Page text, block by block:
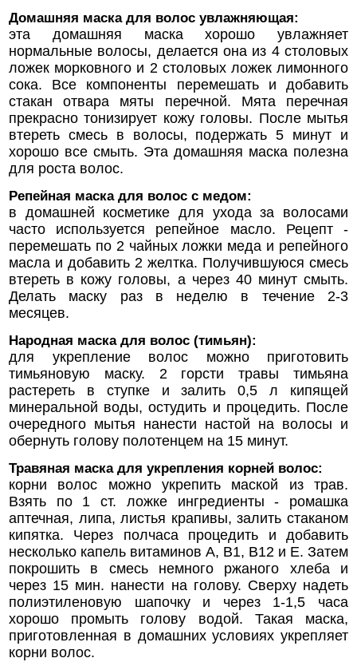
Домашняя маска для волос увлажняющая:
эта домашняя маска хорошо увлажняет
нормальные волосы, делается она из 4 столовых
ложек морковного и 2 столовых ложек лимонного
сока. Все компоненты перемешать и добавить
стакан отвара мяты перечной. Мята перечная
прекрасно тонизирует кожу головы. После мытья
втереть смесь в волосы, подержать 5 минут и
хорошо все смыть. Эта домашняя маска полезна
для роста волос.
Репейная маска для волос с медом:
в домашней косметике для ухода за волосами
часто используется репейное масло. Рецепт -
перемешать по 2 чайных ложки меда и репейного
масла и добавить 2 желтка. Получившуюся смесь
втереть в кожу головы, а через 40 минут смыть.
Делать маску раз в неделю в течение 2-3
месяцев.
Народная маска для волос (тимьян):
для укрепление волос можно приготовить
тимьяновую маску. 2 горсти травы тимьяна
растереть в ступке и залить 0,5 л кипящей
минеральной воды, остудить и процедить. После
очередного мытья нанести настой на волосы и
обернуть голову полотенцем на 15 минут.
Травяная маска для укрепления корней волос:
корни волос можно укрепить маской из трав.
Взять по 1 ст. ложке ингредиенты - ромашка
аптечная, липа, листья кpaпивы, залить стаканом
кипятка. Через полчаса процедить и добавить
несколько капель витаминов А, В1, В12 и Е. Затем
покрошить в смесь немного ржаного хлеба и
через 15 мин. нанести на голову. Сверху надеть
полиэтиленовую шапочку и через 1-1,5 часа
хорошо промыть голову водой. Такая маска,
приготовленная в домашних условиях укрепляет
корни волос.